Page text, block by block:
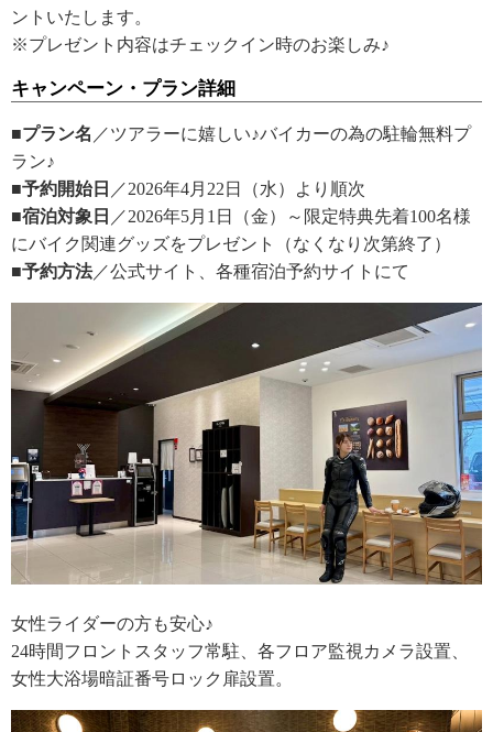
ントいたします。
※プレゼント内容はチェックイン時のお楽しみ♪
キャンペーン・プラン詳細
■プラン名 ／ツアラーに嬉しい♪バイカーの為の駐輪無料プ
ラン♪
■予約開始日 ／2026年4月22日（水）より順次
■宿泊対象日 ／2026年5月1日（金）～限定特典先着100名様
にバイク関連グッズをプレゼント（なくなり次第終了）
■予約方法／公式サイト、各種宿泊予約サイトにて
女性ライダーの方も安心♪
24時間フロントスタッフ常駐、各フロア監視カメラ設置、
女性大浴場暗証番号ロック扉設置。